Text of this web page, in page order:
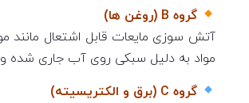
گروه B (روغن ها)
آتش سوزی مایعات قابل اشتعال مانند
مواد به دلیل سبکی روی آب جاری
گروه C (برق و الکتریسیته)